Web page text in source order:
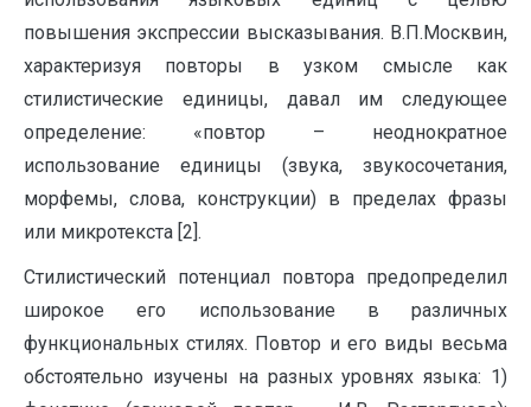
повышения экспрессии высказывания. В.П.Москвин,
характеризуя повторы в узком смысле как
стилистические единицы, давал им следующее
определение: «повтор – неоднократное
использование единицы (звука, звукосочетания,
морфемы, слова, конструкции) в пределах фразы
или микротекста [2].
Стилистический потенциал повтора предопределил
широкое его использование в различных
функциональных стилях. Повтор и его виды весьма
обстоятельно изучены на разных уровнях языка: 1)